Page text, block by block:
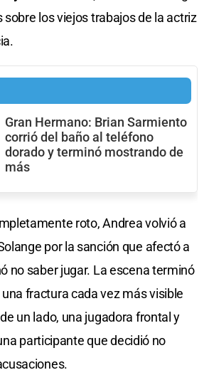
sobre los viejos trabajos de la actriz
Gran Hermano: Brian Sarmiento
corrió del baño al teléfono
dorado y terminó mostrando de
más
roto, Andrea volvió a
por la sanción que afectó a
no saber jugar. La escena terminó
fractura cada vez más visible
un lado, una jugadora frontal y
participante que decidió no